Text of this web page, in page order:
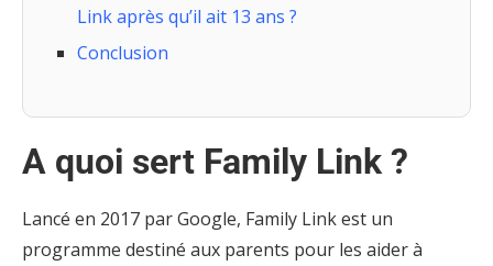
Link après qu’il ait 13 ans ?
Conclusion
A quoi sert Family Link ?
Lancé en 2017 par Google, Family Link est un
programme destiné aux parents pour les aider à